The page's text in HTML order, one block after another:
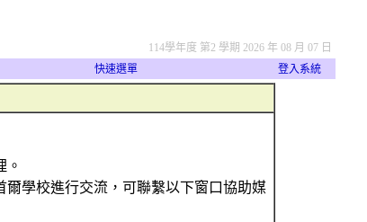
114學年度 第2 學期 2026 年 08 月 07 日
快速選單 登入系統
。
學校進行交流，可聯繫以下窗口協助媒